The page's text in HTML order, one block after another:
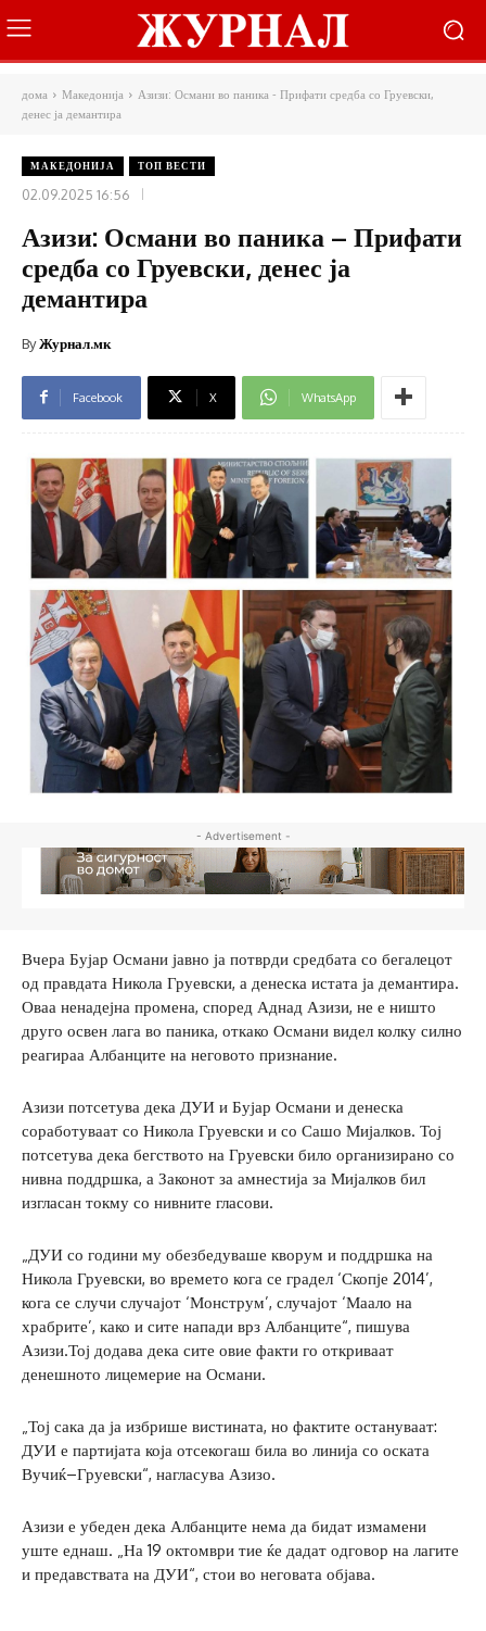
дома Македонија
Азизи: Османи во паника - Прифати средба со Груевски,
денес ја демантира
МАКЕДОНИЈА ТОП ВЕСТИ
02.09.2025 16:56
Азизи: Османи во паника – Прифати
средба со Груевски, денес ја
демантира
ByЖурнал.мк
Facebook X WhatsApp
- Advertisement -
Вчера Бујар Османи јавно ја потврди средбата со бегалецот
од правдата Никола Груевски, а денеска истата ја демантира.
Оваа ненадејна промена, според Аднад Азизи, не е ништо
друго освен лага во паника, откако Османи видел колку силно
реагираа Албанците на неговото признание.
Азизи потсетува дека ДУИ и Бујар Османи и денеска
соработуваат со Никола Груевски и со Сашо Мијалков. Тој
потсетува дека бегството на Груевски било организирано со
нивна поддршка, а Законот за амнестија за Мијалков бил
изгласан токму со нивните гласови.
„ДУИ со години му обезбедуваше кворум и поддршка на
Никола Груевски, во времето кога се градел ‘Скопје 2014’,
кога се случи случајот ‘Монструм’, случајот ‘Маало на
храбрите’, како и сите напади врз Албанците“, пишува
Азизи.Тој додава дека сите овие факти го откриваат
денешното лицемерие на Османи.
„Тој сака да ја избрише вистината, но фактите остануваат:
ДУИ е партијата која отсекогаш била во линија со оската
Вучиќ–Груевски“, нагласува Азизо.
Азизи е убеден дека Албанците нема да бидат измамени
уште еднаш. „На 19 октомври тие ќе дадат одговор на лагите
и предавствата на ДУИ“, стои во неговата објава.